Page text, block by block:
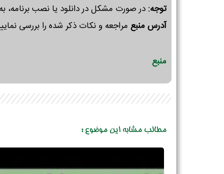
توجه: در صورت مشکل در دانلود یا نصب برنامه،
آدرس منبعمراجعه و نکات ذکر شده را بررسی
منبع
مطالب مشابه این موضوع :